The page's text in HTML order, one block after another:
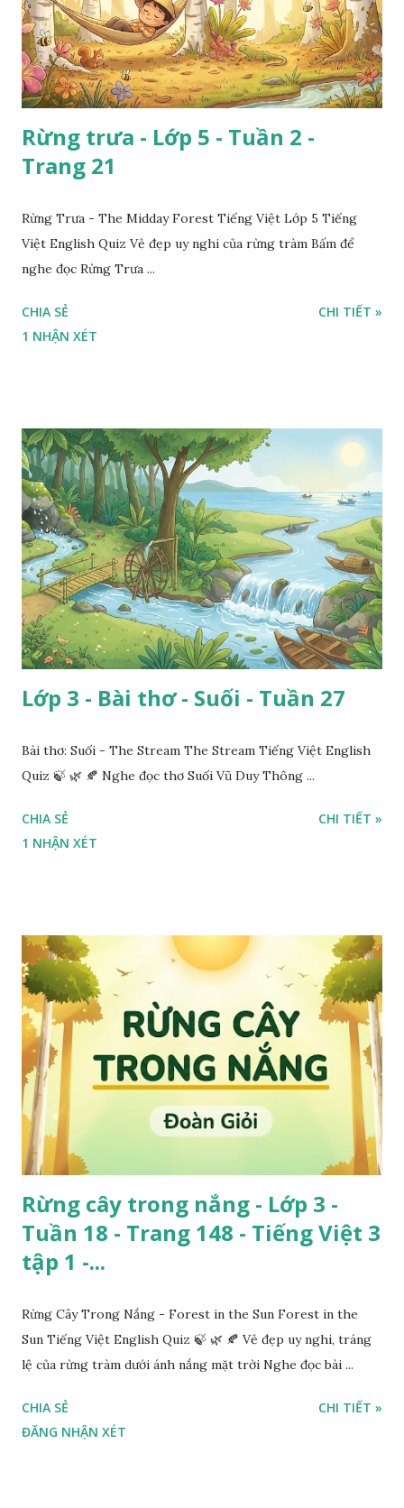
Rừng trưa - Lớp 5 - Tuần 2 -
Trang 21
Rừng Trưa - The Midday Forest Tiếng Việt Lớp 5 Tiếng
Việt English Quiz Vẻ đẹp uy nghi của rừng tràm Bấm để
nghe đọc Rừng Trưa ...
CHIA SẺ
1 NHẬN XÉT
CHI TIẾT »
Lớp 3 - Bài thơ - Suối - Tuần 27
Bài thơ: Suối - The Stream The Stream Tiếng Việt English
Quiz 🍃 🌿 🍂 Nghe đọc thơ Suối Vũ Duy Thông ...
CHIA SẺ
1 NHẬN XÉT
CHI TIẾT »
Rừng cây trong nắng - Lớp 3 -
Tuần 18 - Trang 148 - Tiếng Việt 3
tập 1 -...
Rừng Cây Trong Nắng - Forest in the Sun Forest in the
Sun Tiếng Việt English Quiz 🍃 🌿 🍂 Vẻ đẹp uy nghi, tráng
lệ của rừng tràm dưới ánh nắng mặt trời Nghe đọc bài ...
CHIA SẺ
ĐĂNG NHẬN XÉT
CHI TIẾT »